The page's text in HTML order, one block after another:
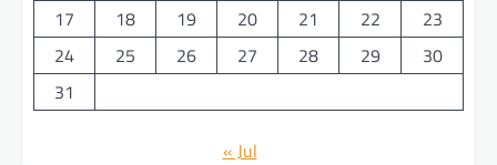
17
18 19 20 21 22
23
24
25 26 27 28 29
30
31
« Jul